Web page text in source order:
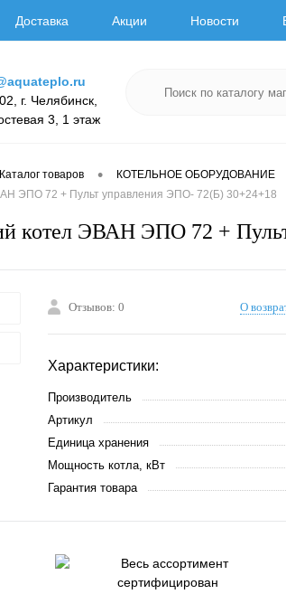
Доставка Акции Новости
г. Челябинск,
3, 1 этаж
Каталог товаров • КОТЕЛЬНОЕ ОБОРУДОВАНИЕ
ЭПО 72 + Пульт управления ЭПО- 72(Б) 30+24+18
котел ЭВАН ЭПО 72 +
Отзывов: 0 О
Характеристики:
Производитель
Артикул
Единица хранения
Мощность котла, кВт
Гарантия товара